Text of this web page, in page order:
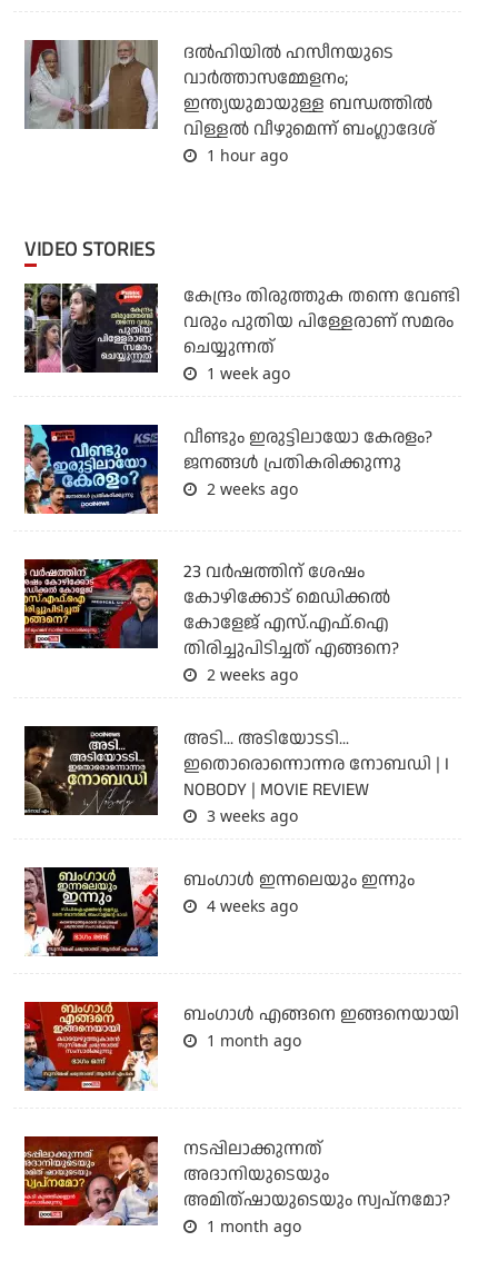
ദല്‍ഹിയില്‍ ഹസീനയുടെ
വാര്‍ത്താസമ്മേളനം;
ഇന്ത്യയുമായുള്ള ബന്ധത്തില്‍
വിള്ളല്‍ വീഴുമെന്ന് ബംഗ്ലാദേശ്
1 hour ago
VIDEO STORIES
കേന്ദ്രം തിരുത്തുക തന്നെ വേണ്ടി
വരും പുതിയ പിള്ളേരാണ് സമരം
ചെയ്യുന്നത്
1 week ago
വീണ്ടും ഇരുട്ടിലായോ കേരളം?
ജനങ്ങൾ പ്രതികരിക്കുന്നു
2 weeks ago
23 വർഷത്തിന് ശേഷം
കോഴിക്കോട് മെഡിക്കൽ
കോളേജ് എസ്.എഫ്.ഐ
തിരിച്ചുപിടിച്ചത് എങ്ങനെ?
2 weeks ago
അടി... അടിയോടടി...
ഇതൊരൊന്നൊന്നര നോബഡി | I
NOBODY | MOVIE REVIEW
3 weeks ago
ബംഗാള്‍ ഇന്നലെയും ഇന്നും
4 weeks ago
ബം​ഗാൾ എങ്ങനെ ഇങ്ങനെയായി
1 month ago
നടപ്പിലാക്കുന്നത്
അദാനിയുടെയും
അമിത്ഷായുടെയും സ്വപ്നമോ?
1 month ago